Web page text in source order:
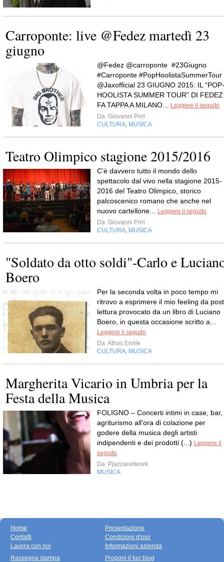
Carroponte: live @Fedez martedì 23
giugno
@Fedez @carroponte #23Giugno
#Carroponte #PopHoolistaSummerTour
@Jaxofficial 23 GIUGNO 2015: IL “POP-
HOOLISTA SUMMER TOUR” DI FEDEZ
FA TAPPA A MILANO...
Leggere il seguito
Da Giovanni Pirri
CULTURA MUSICA
Teatro Olimpico stagione 2015/2016
C’è davvero tutto il mondo dello
spettacolo dal vivo nella stagione 2015-
2016 del Teatro Olimpico, storico
palcoscenico romano che anche nel
nuovo cartellone...
Leggere il seguito
Da Giovanni Pirri
CULTURA MUSICA
"Soldato da otto soldi"-Carlo e
Boero
Per la seconda volta in poco tempo mi
ritrovo a esprimere il mio feeling da post
lettura provocato da un libro di Luciano
Boero, in questa occasione scritto a...
Leggere il seguito
Da Athos Enrile
CULTURA MUSICA
Margherita Vicario in Umbria per la
Festa della Musica
FOLIGNO – Concerti intimi in case, bar,
agriturismo all'ora di colazione per
godere della musica degli artisti
indipendenti e dei prodotti (...) Leggere il
seguito
Da Pjazzanetwork
MUSICA
Home
Contatti
Lavora con noi
Presentazione
Condizioni d'uso
Informazioni azienda
Rassegna stampa
Proponi il tuo blog